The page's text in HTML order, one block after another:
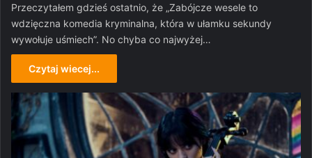
Przeczytałem gdzieś ostatnio, że „Zabójcze wesele to
wdzięczna komedia kryminalna, która w ułamku sekundy
wywołuje uśmiech”. No chyba co najwyżej…
Czytaj wiecej...